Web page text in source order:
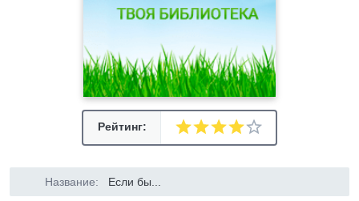
Рейтинг:
Название: Если бы...